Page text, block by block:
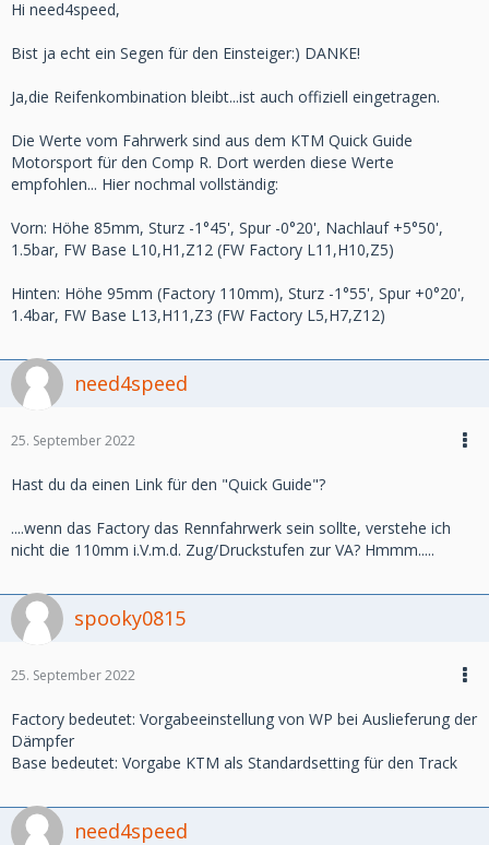
Hi need4speed,
Bist ja echt ein Segen für den Einsteiger:) DANKE!
Ja,die Reifenkombination bleibt...ist auch offiziell eingetragen.
Die Werte vom Fahrwerk sind aus dem KTM Quick Guide
Motorsport für den Comp R. Dort werden diese Werte
empfohlen... Hier nochmal vollständig:
Vorn: Höhe 85mm, Sturz -1°45', Spur -0°20', Nachlauf +5°50',
1.5bar, FW Base L10,H1,Z12 (FW Factory L11,H10,Z5)
Hinten: Höhe 95mm (Factory 110mm), Sturz -1°55', Spur +0°20',
1.4bar, FW Base L13,H11,Z3 (FW Factory L5,H7,Z12)
need4speed
25. September 2022
Hast du da einen Link für den "Quick Guide"?
....wenn das Factory das Rennfahrwerk sein sollte, verstehe ich
nicht die 110mm i.V.m.d. Zug/Druckstufen zur VA? Hmmm.....
spooky0815
25. September 2022
Factory bedeutet: Vorgabeeinstellung von WP bei Auslieferung der
Dämpfer
Base bedeutet: Vorgabe KTM als Standardsetting für den Track
need4speed